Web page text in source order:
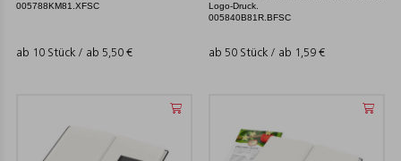
005788KM81.XFSC
ab 10 Stück / ab 5,50 €
Logo-Druck.
005840B81R.BFSC
ab 50 Stück / ab 1,59 €